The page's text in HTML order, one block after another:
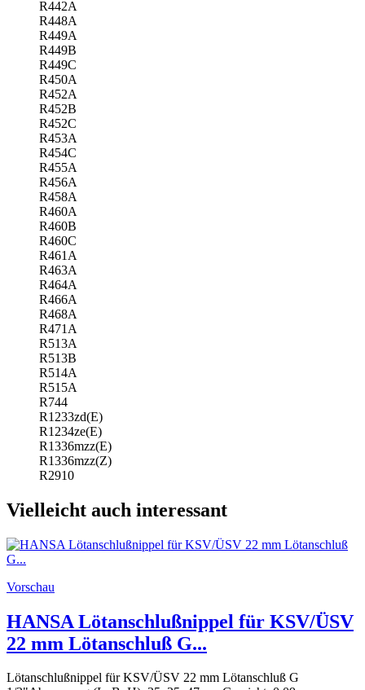
R442A
R448A
R449A
R449B
R449C
R450A
R452A
R452B
R452C
R453A
R454C
R455A
R456A
R458A
R460A
R460B
R460C
R461A
R463A
R464A
R466A
R468A
R471A
R513A
R513B
R514A
R515A
R744
R1233zd(E)
R1234ze(E)
R1336mzz(E)
R1336mzz(Z)
R2910
Vielleicht auch interessant
Vorschau
HANSA Lötanschlußnippel für KSV/ÜSV
22 mm Lötanschluß G...
Lötanschlußnippel für KSV/ÜSV 22 mm Lötanschluß G